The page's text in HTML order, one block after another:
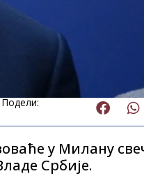
Подели:
у Милану
Србије.